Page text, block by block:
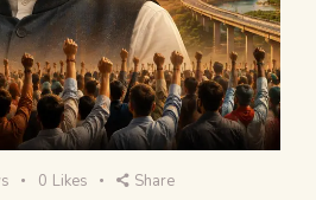
0 Likes Share